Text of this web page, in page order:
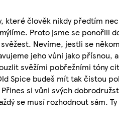
které člověk nikdy předtím
Proto jsme se ponořili
Nevíme, jestli se
jeho vůni jako přísnou,
svěžími pobřežními tóny
Spice budeš mít tak čistou
si vůni svých
se musí rozhodnout sám.